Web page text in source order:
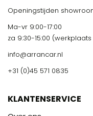
Openingstijden
Ma-vr 9:00-17:00
za 9:30-15:00
info@arrancar.nl
+31 (0)45 571 0835
KLANTENSERVICE